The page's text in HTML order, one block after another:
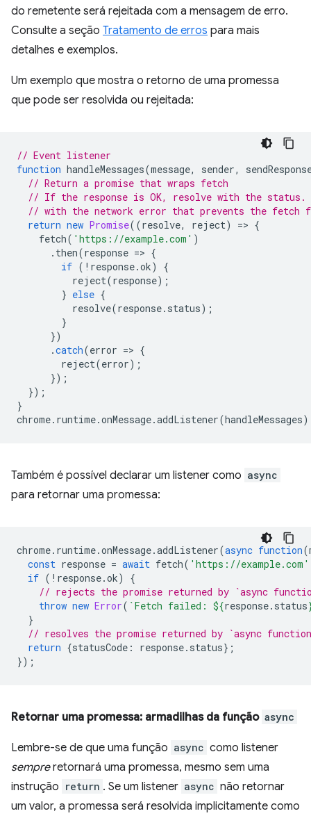
do remetente será rejeitada com a mensagem de erro.
Consulte a seção Tratamento de erros para mais
detalhes e exemplos.
Um exemplo que mostra o retorno de uma promessa
que pode ser resolvida ou rejeitada:
// Event listener
function handleMessages(message, sender,
// Return a promise that wraps fetch
// If the response is OK, resolve with the
// with the network error that prevents the fetch
return new Promise((resolve, reject) => {
fetch( 'https://example.com' )
. then(response => {
if ( ! response.ok)
{
reject(response);
} else {
resolve(response. status);
}
})
.catch(error => {
reject(error);
});
});
}
chrome. runtime.onMessage.addListener(handleMessages
Também é possível declarar um listener como async
para retornar uma promessa:
chrome. runtime.onMessage.addListener(async function(
const response = await fetch( 'https://example.com'
if ( ! response.ok)
{
// rejects the promise returned by `async
throw new Error( `Fetch failed: ${response. status
}
// resolves the promise returned by `async
return {statusCode : response. status};
});
Retornar uma promessa: armadilhas da função async
Lembre-se de que uma função async como listener
sempreretornará uma promessa, mesmo sem uma
instrução return . Se um listener async não retornar
um valor, a promessa será resolvida implicitamente como